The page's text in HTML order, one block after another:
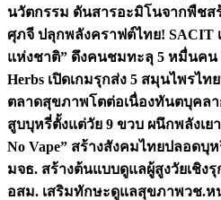
นวัตกรรม ดันสารอะมิโนจากพืชส
ศุภจี ปลุกพลังคราฟต์ไทย! SACIT
แห่งชาติ” ดึงคนชมทะลุ 5 หมื่นคน
Herbs เปิดเกมรุกส่ง 5 สมุนไพรไท
ตลาดสุขภาพโตต่อเนื่องทันตบุคลา
สูบบุหรี่ตั้งแต่วัย 9 ขวบ ผนึกพลังเย
No Vape” สร้างสังคมไทยปลอดบุ
มจธ. สร้างต้นแบบดูแลผู้สูงวัยเชิง
อสม. เสริมทักษะดูแลสุขภาพวช.ห